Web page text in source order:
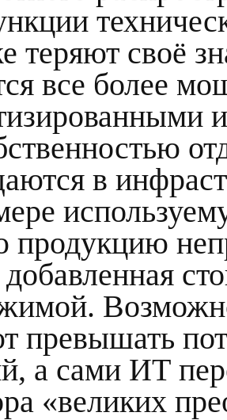
теряют своё
все более
в
продукцию
превышать
а сами ИТ
«великих